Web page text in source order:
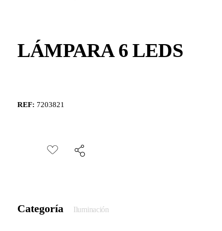
LÁMPARA 6 LEDS
REF: 7203821
Categoría Iluminación